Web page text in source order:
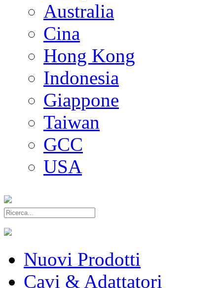
Australia
Cina
Hong Kong
Indonesia
Giappone
Taiwan
GCC
USA
Nuovi Prodotti
Cavi & Adattatori